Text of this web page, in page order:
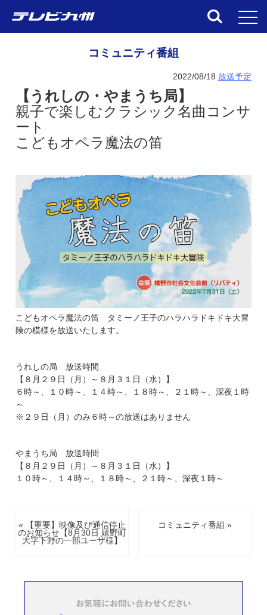
コミュニティ番組
2022/08/18 放送予定
【うれしの・やまうち局】
親子で楽しむクラシック名曲コンサ
ート
こどもオペラ魔法の笛
こどもオペラ魔法の笛 タミーノ王子のハラハラドキドキ大冒
険の模様を放送いたします。
うれしの局 放送時間
【８月２９日（月）～８月３１日（水）】
６時～、１０時～、１４時～、１８時～、２１時～、深夜１時
～
※２９日（月）のみ６時～の放送はありません
やまうち局 放送時間
【８月２９日（月）～８月３１日（水）】
１０時～、１４時～、１８時～、２１時～、深夜１時～
« 【重要】映像及び通信停止
のお知らせ【8月30日 嬉野町
大字下野の一部ユーザ様】
コミュニティ番組 »